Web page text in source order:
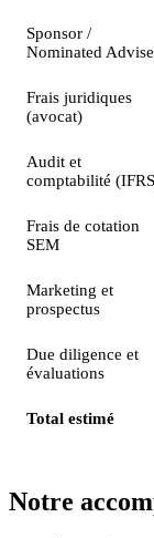
Sponsor /
Nominated
Frais juridiques
(avocat)
Audit et
comptabilité
Frais de cotation
SEM
Marketing et
prospectus
Due diligence et
évaluations
Total estimé
Notre